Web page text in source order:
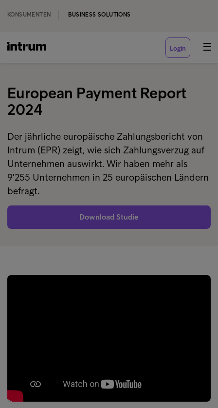
KONSUMENTEN BUSINESS SOLUTIONS
Login
European Payment Report
2024
Der jährliche europäische Zahlungsbericht von
Intrum (EPR) zeigt, wie sich Zahlungsverzug auf
Unternehmen auswirkt. Wir haben mehr als
9'255 Unternehmen in 25 europäischen Ländern
befragt.
Download Studie